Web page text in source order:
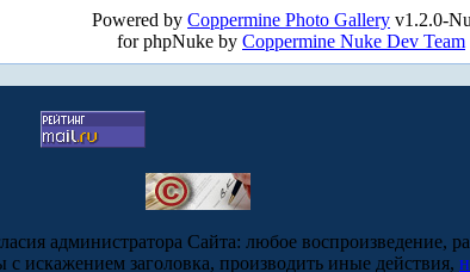
Powered by Coppermine Photo Gallery v1.2.0-
for phpNuke by Coppermine Nuke Dev Team
администратора Сайта: любое воспроизведение,
искажением заголовка, производить иные действия,